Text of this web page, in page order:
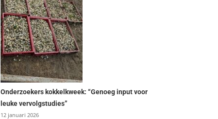
Onderzoekers kokkelkweek: “Genoeg input voor
leuke vervolgstudies”
12 januari 2026